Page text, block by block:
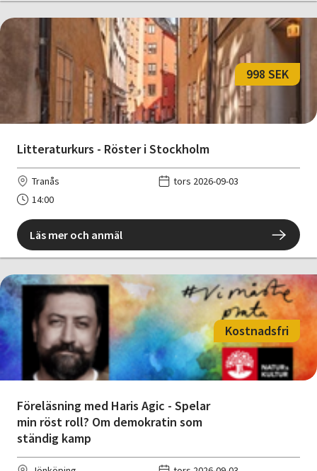
Litteraturkurs - Röster i Stockholm
998 SEK
Tranås
tors 2026-09-03
14:00
Läs mer och anmäl
Föreläsning med Haris Agic - Spelar
min röst roll? Om demokratin som
ständig kamp
Kostnadsfri